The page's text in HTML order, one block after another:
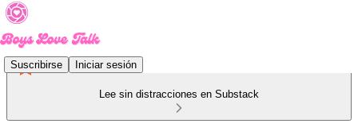
Suscribirse Iniciar sesión
Lee sin distracciones en Substack